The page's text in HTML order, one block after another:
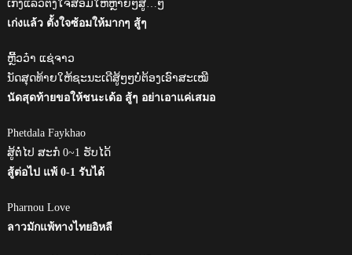
ເກັ່ງແລ້ວຕັ້ງໃຈສ້ອມໃຫ້ຫຼາຍໆສູ້…ໆ
เก่งแล้ว ตั้งใจซ้อมให้มากๆ สู้ๆ
ຫຼີ້ວວ໋າ ແຊ່ຈາວ
ນັດສຸດທ້າຍໃຫ້ຊະນະເດີສູ້ໆໆບໍ່ຕ້ອງເອົາສະເໝີ
นัดสุดท้ายขอให้ชนะเด้อ สู้ๆ อย่าเอาแค่เสมอ
Phetdala Faykhao
ສູ້ຕໍ່ໄປ ສະກໍ 0~1 ຮັບໄດ້
สู้ต่อไป แพ้ 0-1 รับได้
Pharnou Love
ลาวมักแพ้ทางไทยอิหลี